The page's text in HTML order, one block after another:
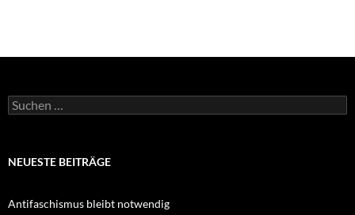
Suchen
nach:
NEUESTE BEITRÄGE
Antifaschismus bleibt notwendig